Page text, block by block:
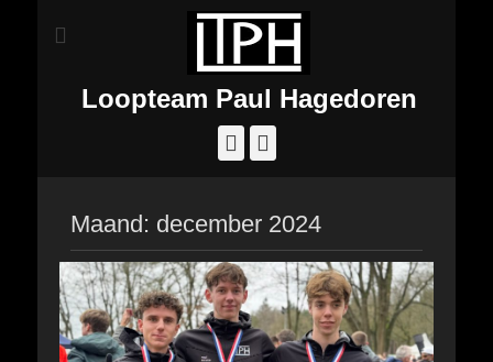
Loopteam Paul Hagedoren
Facebook
Maand: december 2024